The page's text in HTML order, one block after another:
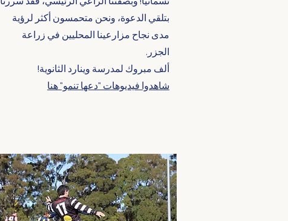
بتلقي الدعوة، ونحن متحمسون أكثر لرؤية
مدى نجاح مزارعينا المحليين في زراعة
الجزر.
ألف مبروك لمدرسة وينارد الثانوية!
شاهدوا فيديوهات "دعها تنمو" هنا